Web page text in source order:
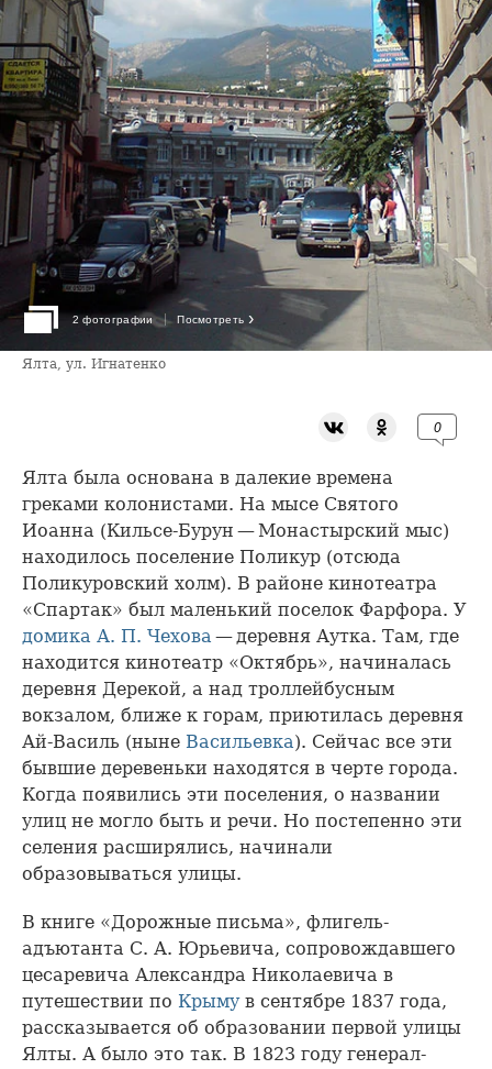
2 фотографии Посмотреть ›
Ялта, ул. Игнатенко
0
Ялта была основана в далекие времена
греками колонистами. На мысе Святого
Иоанна (Кильсе-Бурун — Монастырский мыс)
находилось поселение Поликур (отсюда
Поликуровский холм). В районе кинотеатра
«Спартак» был маленький поселок Фарфора. У
домика А. П. Чехова — деревня Аутка. Там, где
находится кинотеатр «Октябрь», начиналась
деревня Дерекой, а над троллейбусным
вокзалом, ближе к горам, приютилась деревня
Ай-Василь (ныне Васильевка). Сейчас все эти
бывшие деревеньки находятся в черте города.
Когда появились эти поселения, о названии
улиц не могло быть и речи. Но постепенно эти
селения расширялись, начинали
образовываться улицы.
В книге «Дорожные письма», флигель-
адъютанта С. А. Юрьевича, сопровождавшего
цесаревича Александра Николаевича в
путешествии по Крымув сентябре 1837 года,
рассказывается об образовании первой улицы
Ялты. А было это так. В 1823 году генерал-